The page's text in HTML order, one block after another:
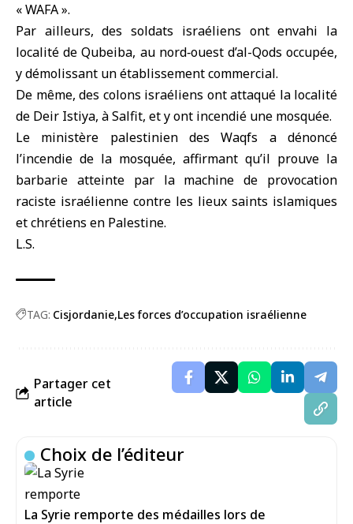
« WAFA ».
Par ailleurs, des soldats israéliens ont envahi la
localité de Qubeiba, au nord‑ouest d’al-Qods occupée,
y démolissant un établissement commercial.
De même, des colons israéliens ont attaqué la localité
de Deir Istiya, à Salfit, et y ont incendié une mosquée.
Le ministère palestinien des Waqfs a dénoncé
l’incendie de la mosquée, affirmant qu’il prouve la
barbarie atteinte par la machine de provocation
raciste israélienne contre les lieux saints islamiques
et chrétiens en Palestine.
L.S.
TAG: Cisjordanie Les forces d’occupation israélienne
Partager cet
article
Choix de l’éditeur
La Syrie remporte des médailles lors de